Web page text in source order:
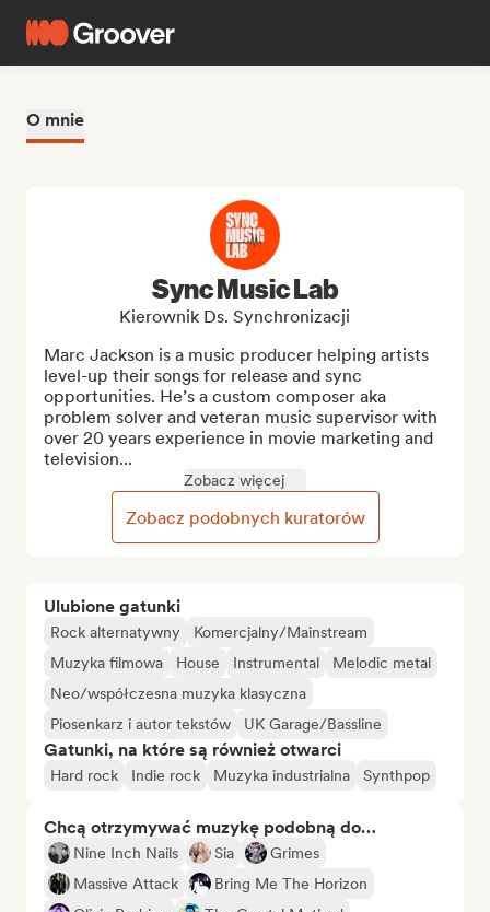
O mnie
Ulubione gatunki
Rock alternatywny
Komercjalny/Mainstream
Muzyka filmowa
House Instrumental
Melodic metal
Neo/współczesna muzyka klasyczna
Piosenkarz i autor tekstów
UK Garage/Bassline
Gatunki, na które są również otwarci
Hard rock Indie rock Muzyka industrialna Synthpop
Chcą otrzymywać muzykę podobną do…
Nine Inch Nails Sia
Grimes
Massive Attack
Bring Me The Horizon
Sync Music Lab
Kierownik Ds. Synchronizacji
Marc Jackson is a music producer helping artists
level-up their songs for release and sync
opportunities. He’s a custom composer aka
problem solver and veteran music supervisor with
over 20 years experience in movie marketing and
television...
Zobacz więcej
Zobacz podobnych kuratorów